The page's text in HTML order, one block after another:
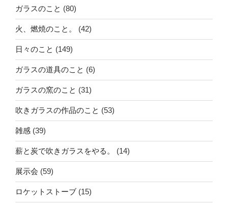
ガラスのこと (80)
火、燃焼のこと。 (42)
日々のこと (149)
ガラスの道具のこと (6)
ガラスの窯のこと (31)
吹きガラスの作品のこと (53)
雑感 (39)
薪と炭で吹きガラスをやる。 (14)
展示会 (59)
ロケットストーブ (15)